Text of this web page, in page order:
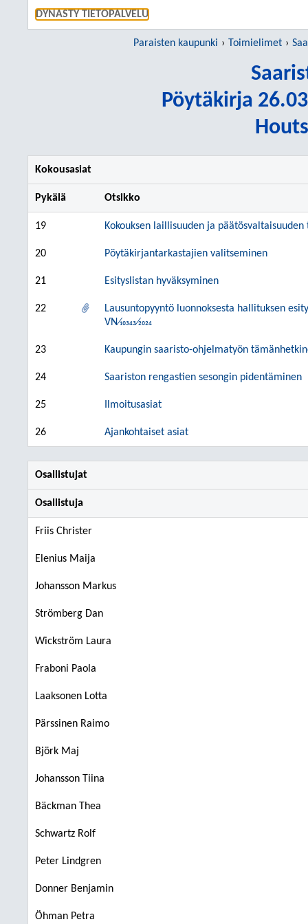
DYNASTY TIETOPALVELU
Paraisten kaupunki Toimielimet
Pöytäkirja
Kokousasiat
Pykälä Otsikko
19 Kokouksen laillisuuden ja
20 Pöytäkirjantarkastajien valitseminen
21 Esityslistan hyväksyminen
22
Lausuntopyyntö luonnoksesta hallituksen
VN⁄10343⁄2024
23 Kaupungin saaristo-ohjelmatyön
24 Saariston rengastien sesongin pidentäminen
25 Ilmoitusasiat
26 Ajankohtaiset asiat
Osallistujat
Osallistuja
Friis Christer
Elenius Maija
Johansson Markus
Strömberg Dan
Wickström Laura
Fraboni Paola
Laaksonen Lotta
Pärssinen Raimo
Björk Maj
Johansson Tiina
Bäckman Thea
Schwartz Rolf
Peter Lindgren
Donner Benjamin
Öhman Petra